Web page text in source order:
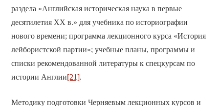
раздела «Английская историческая наука в первые
десятилетия XX в.» для учебника по историографии
нового времени; программа лекционного курса «История
лейбористской партии»; учебные планы, программы и
списки рекомендованной литературы к спецкурсам по
истории Англии[21].
Методику подготовки Черняевым лекционных курсов и